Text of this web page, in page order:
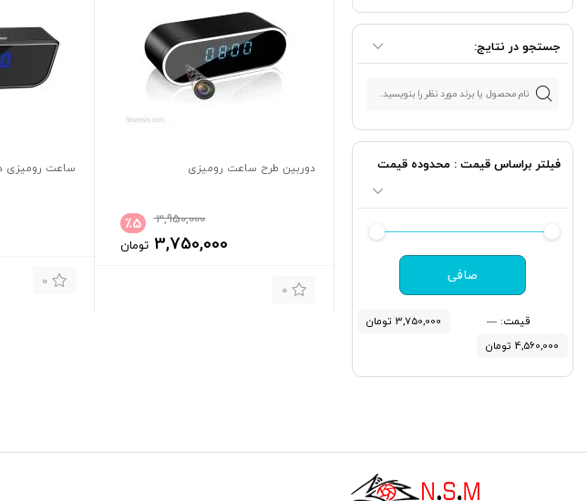
دوربین طرح ساعت رومیزی
0
٪5 3,950,000
3,750,000 تومان
ساعت رومیزی
0
جستجو در نتایج:
فیلتر براساس قیمت : محدوده قیمت
صافی
قيمت: 3,750,000 تومان
—
4,560,000 تومان